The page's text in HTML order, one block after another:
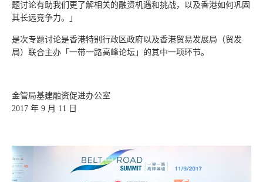
题讨论有助我们更了解相关的融资机遇和挑战，以及香港如何巩固
其长远竞争力。」
是次专题讨论是香港特别行政区政府以及香港贸易发展局（贸发
局）联合主办「一带一路高峰论坛」的其中一项环节。
金管局基建融资促进办公室
2017 年 9 月 11 日